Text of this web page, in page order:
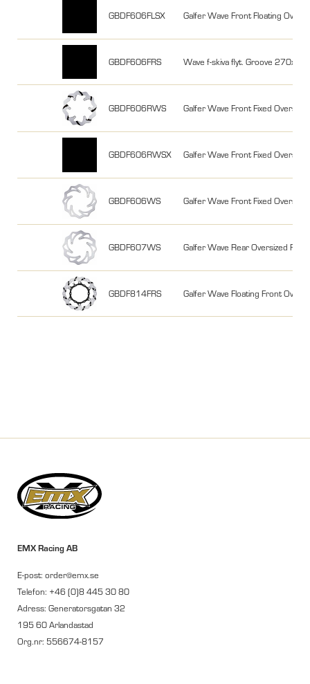
GBDF606FLSX Galfer Wave Front Floating
GBDF606FRS Wave f-skiva flyt. Groove
GBDF606RWS Galfer Wave Front Fixed
GBDF606RWSX Galfer Wave Front Fixed
GBDF606WS Galfer Wave Front Fixed
GBDF607WS Galfer Wave Rear Oversized
GBDF814FRS Galfer Wave Floating Front
EMX Racing AB
E-post: order@emx.se
Telefon: +46 (0)8 445 30 80
Adress: Generatorsgatan 32
195 60 Arlandastad
Org.nr: 556674-8157